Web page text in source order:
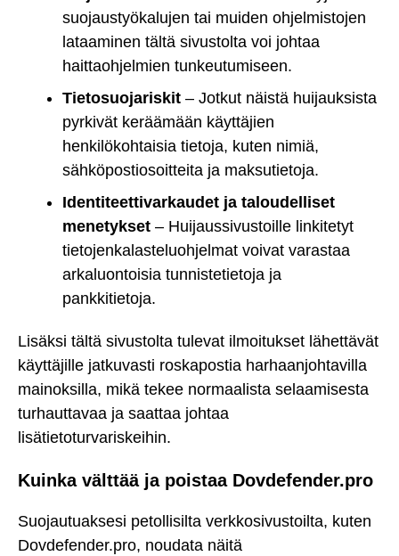
suojaustyökalujen tai muiden ohjelmistojen
lataaminen tältä sivustolta voi johtaa
haittaohjelmien tunkeutumiseen.
Tietosuojariskit – Jotkut näistä huijauksista
pyrkivät keräämään käyttäjien
henkilökohtaisia tietoja, kuten nimiä,
sähköpostiosoitteita ja maksutietoja.
Identiteettivarkaudet ja taloudelliset
menetykset – Huijaussivustoille linkitetyt
tietojenkalasteluohjelmat voivat varastaa
arkaluontoisia tunnistetietoja ja
pankkitietoja.
Lisäksi tältä sivustolta tulevat ilmoitukset lähettävät
käyttäjille jatkuvasti roskapostia harhaanjohtavilla
mainoksilla, mikä tekee normaalista selaamisesta
turhauttavaa ja saattaa johtaa
lisätietoturvariskeihin.
Kuinka välttää ja poistaa Dovdefender.pro
Suojautuaksesi petollisilta verkkosivustoilta, kuten
Dovdefender.pro, noudata näitä